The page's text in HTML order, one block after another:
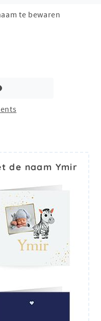
te bewaren
de naam Ymir